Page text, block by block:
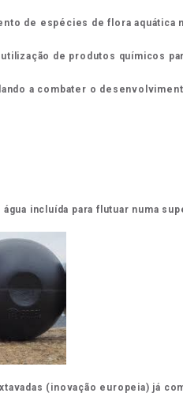
de espécies de flora aquática
de produtos químicos
a combater o
incluída para flutuar numa
(inovação europeia) já